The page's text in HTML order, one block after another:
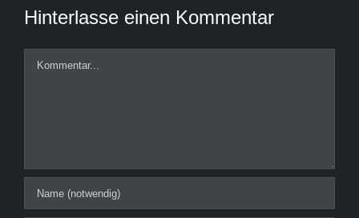
Hinterlasse einen Kommentar
Kommentar